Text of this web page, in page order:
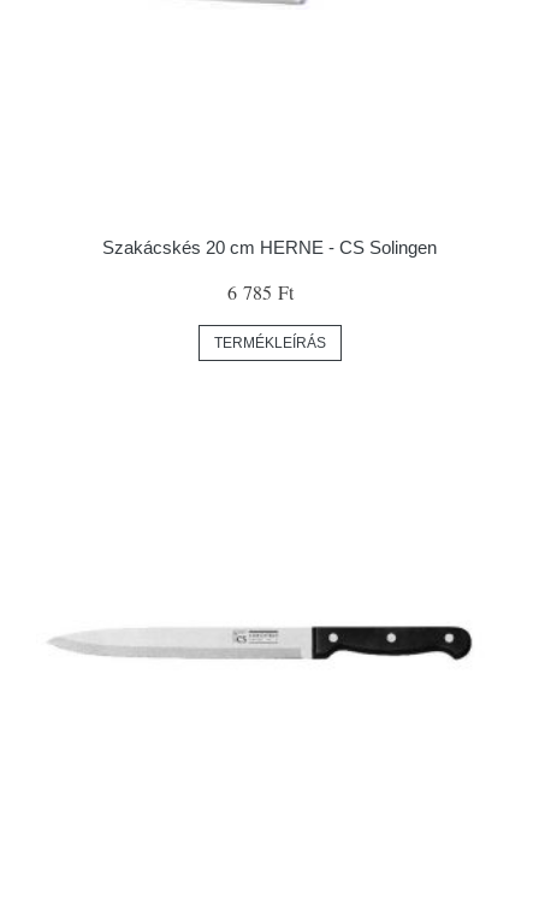
Szakácskés 20 cm HERNE - CS Solingen
6 785 Ft
TERMÉKLEÍRÁS